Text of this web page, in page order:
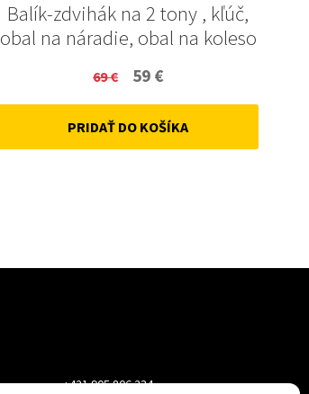
Balík-zdvihák na 2 tony , kľúč,
obal na náradie, obal na koleso
69€
Original
price
was:
59 €Current
price
is:
PRIDAŤ DO KOŠÍKA
+421 905 806 234